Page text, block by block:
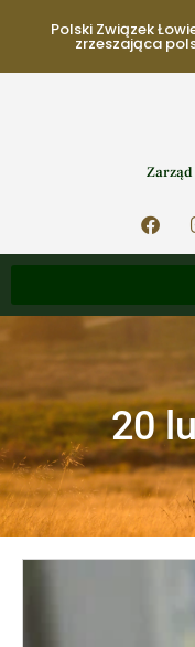
Polski Związek
zrzeszająca
Zarząd
20